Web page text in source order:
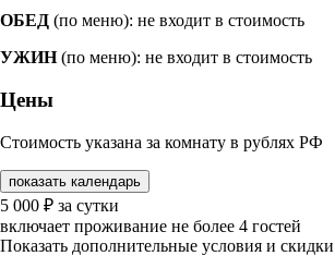
ОБЕД (по меню): не входит в стоимость
УЖИН(по меню): не входит в стоимость
Цены
Стоимость указана за комнату в рублях РФ
показать календарь
5 000 ₽ за сутки
включает проживание не более 4 гостей
Показать дополнительные условия и скидки